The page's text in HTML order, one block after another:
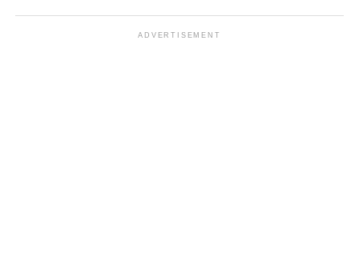
ADVERTISEMENT